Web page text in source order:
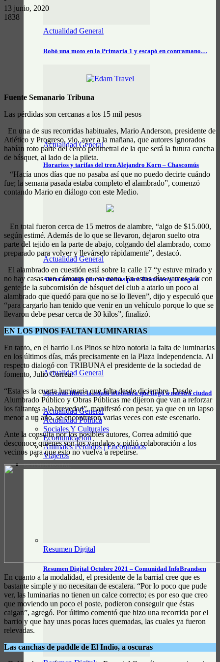
Actualidad General
Robó una moto en la Primaria 1 y escapó en contramano…
Actualidad General
Horarios y tarifas del tren Alejandro Korn – Chascomús
Actualidad General
Alerta naranja por tormentas para Brandsen y la región
Actualidad General
Mercado libre: la estafa telefónica que llegó a nuestra ciudad
Actualidad General
Actualidad Política
Sociales Y Culturales
Ecomunicación
Animales Perdidos | Encontrados
Viajeros
RESUMEN DIGITAL
Resumen Digital
Resumen Digital Octubre 2021 – Comunidad InfoBrandsen
13 junio, 2020
1838
Fuente Semanario Tribuna
Las pérdidas son cercanas a los 15 mil pesos
En una de sus recorridas habituales, Mario Anderson, presidente de
Atlético y Progreso, vio, ayer a la mañana, que autores ignorados
habían roto parte del cerco perimetral de la que será la futura cancha
de básquet, al lado de la pileta.
“Hacía unos días que no pasaba así que no puedo decirte cuándo
fue; la semana pasada estaba completo el alambrado”, comenzó
contando Mario en diálogo con este Medio.
En total fueron cerca de 15 metros de alambre, “algo de $15.000,
según estimé. Además de lo que se llevaron, dejaron suelto otra
parte del tejido en la parte de abajo, colgando del alambrado, como
preparado para volver y llevárselo rápidamente”, destacó.
El alambrado en cuestión está sobre la calle 17 “y estuve mirado y
no hay casas con cámaras en esa zona. En estos días vamos a ir con
gente de la subcomisión de básquet del club a atarlo un poco al
alambrado que quedó para que no se lo lleven”, dijo y especuló que
“para cargarlo han tenido que venir en un vehículo porque lo que se
llevaron debe pesar cerca de 30 kilos”, finalizó.
EN LOS PINOS FALTAN LUMINARIAS
En tanto, en el barrio Los Pinos se hizo notoria la falta de luminarias
en los últimos días, más precisamente en la Plaza Independencia. Al
respecto dialogó con TRIBUNA el presidente de la sociedad de
fomento, Julio Correa.
“Esta es la cuarta luminaria que falta desde diciembre. Desde
Alumbrado Público y Obras Públicas me dijeron que van a reforzar
los faltantes a la brevedad”, manifestó con pesar, ya que en un lapso
menor a un año, se encontraron varias veces con este escenario.
Ante la consulta por los posibles autores, Correa admitió que
desconoce quienes son los vándalos y pidió colaboración a los
vecinos para que esto no vuelva a repetirse.
En cuanto a la modalidad, el presidente de la barrial cree que es
bastante simple y no necesitan de escalera. “Por lo poco que pude
ver, las luminarias no tienen un calce correcto; es por eso que creo
que moviendo un poco el poste, podieron conseguir que éstas
caigan”, agregó. Por último comentó que hizo una recorrida por el
barrio y que hay unas pocas luces quemadas, las cuales ya fueron
relevadas.
Las canchas de paddle de El Indio, a oscuras